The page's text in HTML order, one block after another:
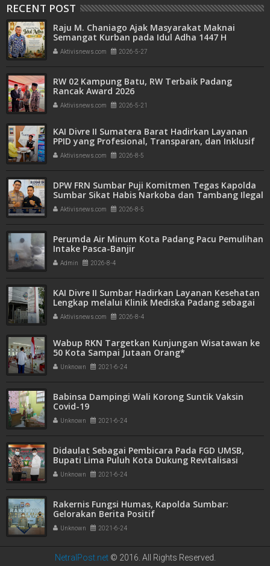
RECENT POST
Raju M. Chaniago Ajak Masyarakat Maknai
Semangat Kurban pada Idul Adha 1447 H
Aktivisnews.com 2026-5-27
RW 02 Kampung Batu, RW Terbaik Padang
Rancak Award 2026
Aktivisnews.com 2026-5-21
KAI Divre II Sumatera Barat Hadirkan Layanan
PPID yang Profesional, Transparan, dan Inklusif
untuk Mempermudah Akses Informasi Publik
Aktivisnews.com 2026-8-5
DPW FRN Sumbar Puji Komitmen Tegas Kapolda
Sumbar Sikat Habis Narkoba dan Tambang Ilegal
Aktivisnews.com 2026-8-5
Perumda Air Minum Kota Padang Pacu Pemulihan
Intake Pasca-Banjir
Admin 2026-8-4
KAI Divre II Sumbar Hadirkan Layanan Kesehatan
Lengkap melalui Klinik Mediska Padang sebagai
Fasilitas Kesehatan Tingkat Pertama (FKTP)
Aktivisnews.com 2026-8-4
Wabup RKN Targetkan Kunjungan Wisatawan ke
50 Kota Sampai Jutaan Orang*
Unknown 2021-6-24
Babinsa Dampingi Wali Korong Suntik Vaksin
Covid-19
Unknown 2021-6-24
Didaulat Sebagai Pembicara Pada FGD UMSB,
Bupati Lima Puluh Kota Dukung Revitalisasi
Pertanian Gambir
Unknown 2021-6-24
Rakernis Fungsi Humas, Kapolda Sumbar:
Gelorakan Berita Positif
Unknown 2021-6-24
NetralPost.net© 2016. All Rights Reserved.